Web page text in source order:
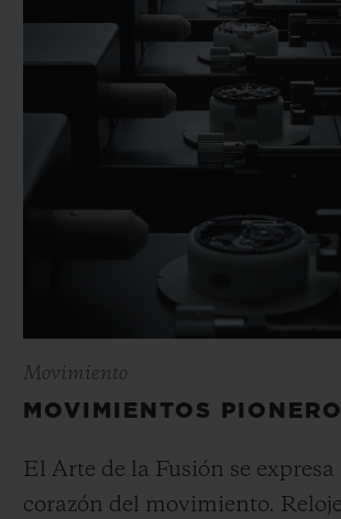
Movimiento
MOVIMIENTOS
El Arte de la Fusión se expresa
corazón del movimiento.